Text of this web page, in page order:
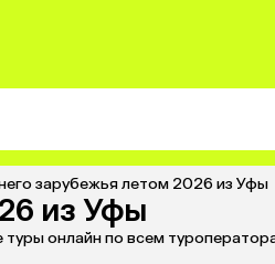
зарубежья летом 2026 из Уфы
из Уфы
онлайн по всем